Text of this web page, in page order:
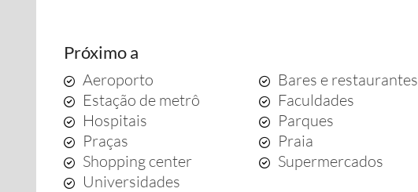
Próximo a
Aeroporto Bares e restaurantes
Estação de metrô
Faculdades
Hospitais
Parques
Praças
Praia
Shopping center
Supermercados
Universidades